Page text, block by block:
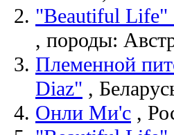
"Beautiful
, породы:
Племенной
Diaz" ,
Онли Ми'c ,